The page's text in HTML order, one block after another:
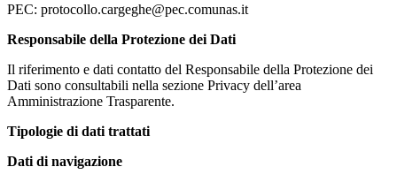
PEC: protocollo.cargeghe@pec.comunas.it
Responsabile della Protezione dei Dati
Il riferimento e dati contatto del Responsabile della Protezione dei
Dati sono consultabili nella sezione Privacy dell’area
Amministrazione Trasparente.
Tipologie di dati trattati
Dati di navigazione